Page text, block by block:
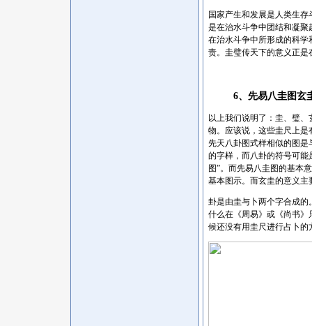
国家产生和发展是人类生
是在治水斗争中团结和凝
在治水斗争中所形成的科
责。圭璧传天下的意义正是
6、先易八圭图玄
以上我们说明了：圭、璧
物。应该说，这些圭尺上
先天八卦图式样相似的图
的字样，而八卦的符号可能
图”。而先易八圭图的基本
基本图示。而玄圭的意义
卦是由圭与卜两个字合成
什么在《周易》或《尚书
候还没有用圭尺进行占卜的